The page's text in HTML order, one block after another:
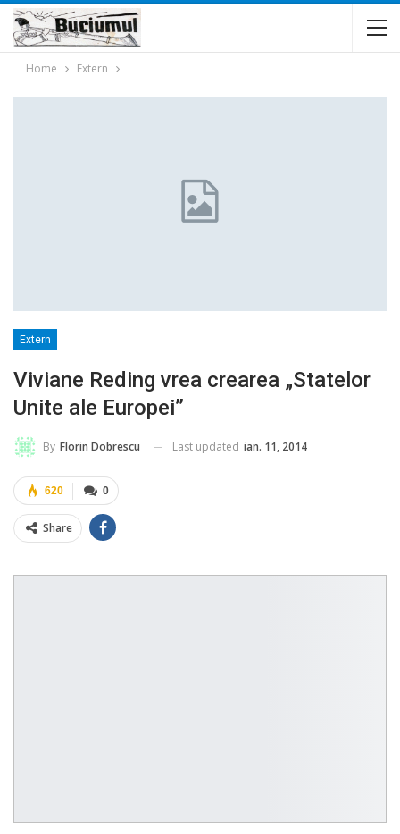
Home Extern
Extern
Viviane Reding vrea crearea „Statelor
Unite ale Europei”
By Florin Dobrescu Last updated ian. 11, 2014
0
620
Share